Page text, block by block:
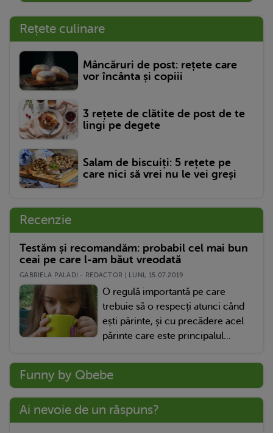
Rețete culinare
Mâncăruri de post: rețete care
vor încânta și copiii
3 rețete de clătite de post de te
lingi pe degete
Salam de biscuiți: 5 rețete pe
care nici să vrei nu le vei greși
Recenzie
Testăm și recomandăm: probabil cel mai bun
ceai pe care l-am băut vreodată
GABRIELA PALADI - REDACTOR | LUNI, 15.07.2019
O regulă importantă pe care
trebuie să o respecți atunci când
ești părinte, și cu precădere acel
părinte care este principalul...
Funny by Qbebe
Ai nevoie de un răspuns?